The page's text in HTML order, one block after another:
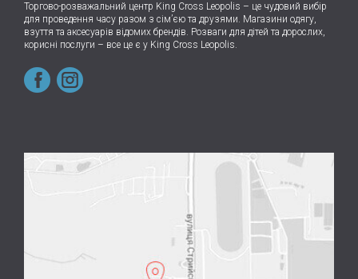
Торгово-розважальний центр King Cross Leopolis – це чудовий вибір
для проведення часу разом з сім’єю та друзями. Магазини одягу,
взуття та аксесуарів відомих брендів. Розваги для дітей та дорослих,
корисні послуги – все це є у King Cross Leopolis.